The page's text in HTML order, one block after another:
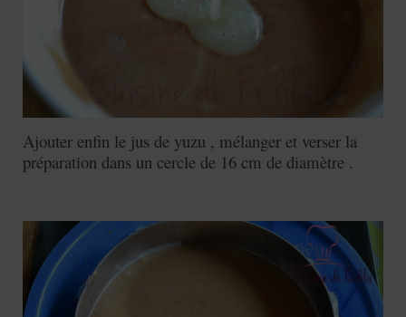
Ajouter enfin le jus de yuzu , mélanger et verser la
préparation dans un cercle de 16 cm de diamètre .